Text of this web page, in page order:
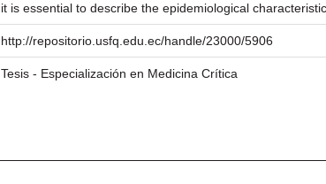
it is essential to describe the epidemiological
http://repositorio.usfq.edu.ec/handle/23000/5906
Tesis - Especialización en Medicina Crítica